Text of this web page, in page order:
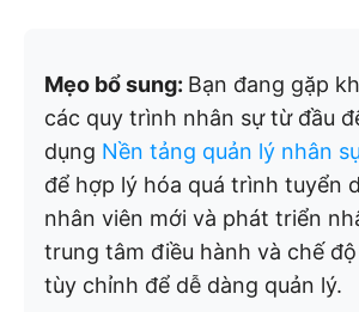
Mẹo bổ sung: Bạn đang gặp
các quy trình nhân sự từ đầu
dụng Nền tảng quản lý nhân
để hợp lý hóa quá trình tuyển
nhân viên mới và phát triển
trung tâm điều hành và chế
tùy chỉnh để dễ dàng quản lý.